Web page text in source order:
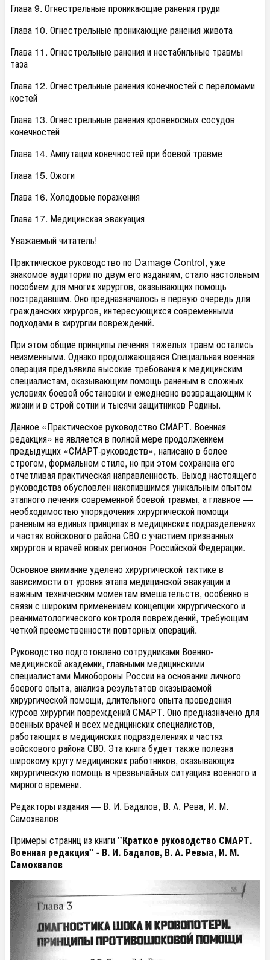
Глава 9. Огнестрельные проникающие ранения груди
Глава 10. Огнестрельные проникающие ранения живота
Глава 11. Огнестрельные ранения и нестабильные травмы
таза
Глава 12. Огнестрельные ранения конечностей с переломами
костей
Глава 13. Огнестрельные ранения кровеносных сосудов
конечностей
Глава 14. Ампутации конечностей при боевой травме
Глава 15. Ожоги
Глава 16. Холодовые поражения
Глава 17. Медицинская эвакуация
Уважаемый читатель!
Практическое руководство по Damage Control, уже
знакомое аудитории по двум его изданиям, стало настольным
пособием для многих хирургов, оказывающих помощь
пострадавшим. Оно предназначалось в первую очередь для
гражданских хирургов, интересующихся современными
подходами в хирургии повреждений.
При этом общие принципы лечения тяжелых травм остались
неизменными. Однако продолжающаяся Специальная военная
операция предъявила высокие требования к медицинским
специалистам, оказывающим помощь раненым в сложных
условиях боевой обстановки и ежедневно возвращающим к
жизни и в строй сотни и тысячи защитников Родины.
Данное «Практическое руководство СМАРТ. Военная
редакция» не является в полной мере продолжением
предыдущих «СМАРТ-руководств», написано в более
строгом, формальном стиле, но при этом сохранена его
отчетливая практическая направленность. Выход настоящего
руководства обусловлен накопившимся уникальным опытом
этапного лечения современной боевой травмы, а главное —
необходимостью упорядочения хирургической помощи
раненым на единых принципах в медицинских подразделениях
и частях войскового района СВО с участием призванных
хирургов и врачей новых регионов Российской Федерации.
Основное внимание уделено хирургической тактике в
зависимости от уровня этапа медицинской эвакуации и
важным техническим моментам вмешательств, особенно в
связи с широким применением концепции хирургического и
реаниматологического контроля повреждений, требующим
четкой преемственности повторных операций.
Руководство подготовлено сотрудниками Военно-
медицинской академии, главными медицинскими
специалистами Минобороны России на основании личного
боевого опыта, анализа результатов оказываемой
хирургической помощи, длительного опыта проведения
курсов хирургии повреждений СМАРТ. Оно предназначено для
военных врачей и всех медицинских специалистов,
работающих в медицинских подразделениях и частях
войскового района СВО. Эта книга будет также полезна
широкому кругу медицинских работников, оказывающих
хирургическую помощь в чрезвычайных ситуациях военного и
мирного времени.
Редакторы издания — В. И. Бадалов, В. А. Рева, И. М.
Самохвалов
Примеры страниц из книги"Краткое руководство СМАРТ.
Военная редакция" - В. И. Бадалов, В. А. Ревыa, И. М.
Самохвалов